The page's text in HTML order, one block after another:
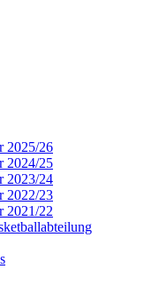
2025/26
2024/25
2023/24
2022/23
2021/22